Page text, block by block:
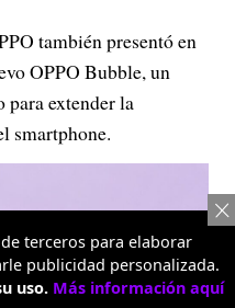
también presentó en
OPPO Bubble, un
para extender la
smartphone.
terceros para elaborar
publicidad personalizada.
uso. Más información aquí